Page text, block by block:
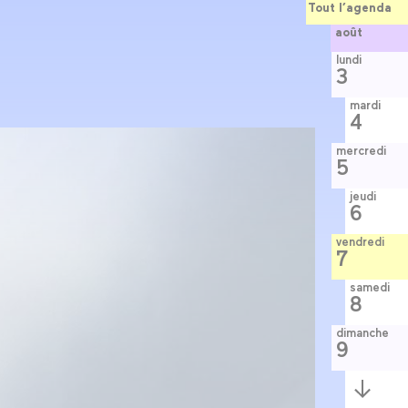
Tout l’agenda
août
lundi
3
mardi
4
mercredi
5
jeudi
6
vendredi
7
samedi
8
dimanche
9
Semaine
suivante